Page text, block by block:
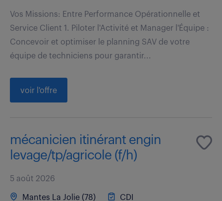
Vos Missions: Entre Performance Opérationnelle et
Service Client 1. Piloter l'Activité et Manager l'Équipe :
Concevoir et optimiser le planning SAV de votre
équipe de techniciens pour garantir...
voir l'offre
mécanicien itinérant engin
levage/tp/agricole (f/h)
5 août 2026
Mantes La Jolie (78)
CDI